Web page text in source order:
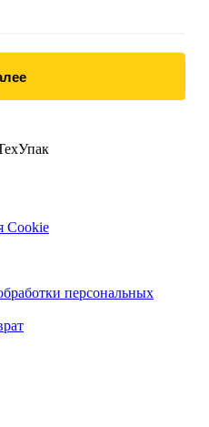
Cookie
персональных